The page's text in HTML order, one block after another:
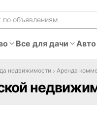
Все для дачи
недвижимости Аренда